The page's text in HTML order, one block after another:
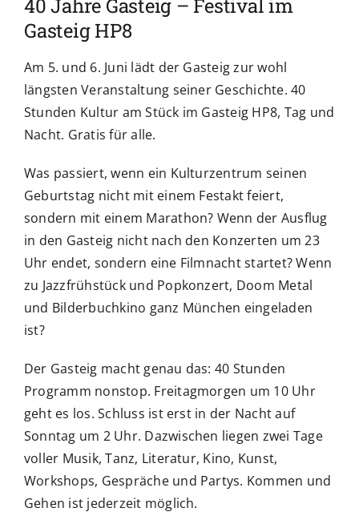
40 Jahre Gasteig – Festival im
Gasteig HP8
Am 5. und 6. Juni lädt der Gasteig zur wohl
längsten Veranstaltung seiner Geschichte. 40
Stunden Kultur am Stück im Gasteig HP8, Tag und
Nacht. Gratis für alle.
Was passiert, wenn ein Kulturzentrum seinen
Geburtstag nicht mit einem Festakt feiert,
sondern mit einem Marathon? Wenn der Ausflug
in den Gasteig nicht nach den Konzerten um 23
Uhr endet, sondern eine Filmnacht startet? Wenn
zu Jazzfrühstück und Popkonzert, Doom Metal
und Bilderbuchkino ganz München eingeladen
ist?
Der Gasteig macht genau das: 40 Stunden
Programm nonstop. Freitagmorgen um 10 Uhr
geht es los. Schluss ist erst in der Nacht auf
Sonntag um 2 Uhr. Dazwischen liegen zwei Tage
voller Musik, Tanz, Literatur, Kino, Kunst,
Workshops, Gespräche und Partys. Kommen und
Gehen ist jederzeit möglich.